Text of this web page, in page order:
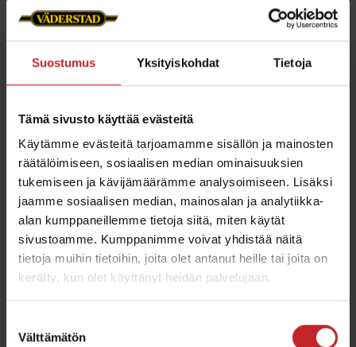
Suostumus Yksityiskohdat Tietoja
Tämä sivusto käyttää evästeitä
Käytämme evästeitä tarjoamamme sisällön ja mainosten
räätälöimiseen, sosiaalisen median ominaisuuksien
tukemiseen ja kävijämäärämme analysoimiseen. Lisäksi
jaamme sosiaalisen median, mainosalan ja analytiikka-
alan kumppaneillemme tietoja siitä, miten käytät
sivustoamme. Kumppanimme voivat yhdistää näitä
tietoja muihin tietoihin, joita olet antanut heille tai joita on
kerätty, kun olet käyttänyt heidän palvelujaan.
valinta
Välttämätön
Pultit ja mutterit
koneeseesi
Varmista, että tilaat oikeat pultit ja mutterit
jokaiselle tuotteelle, väderstad-kiinnitystarvikkeet
ovat oikeankokoisia ja tehty erityisen
korrosiokestävästä materiaalista, jotta ne voivat